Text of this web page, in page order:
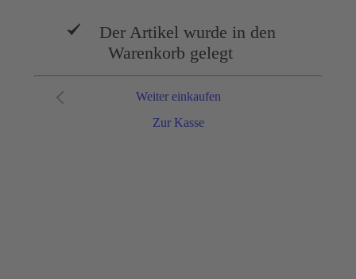
Der Artikel wurde in den
Warenkorb gelegt
Zur Kasse
Weiter einkaufen